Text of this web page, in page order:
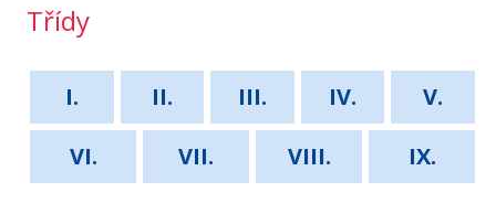
Třídy
I. II. III. IV.
V.
VI.
VII. VIII. IX.